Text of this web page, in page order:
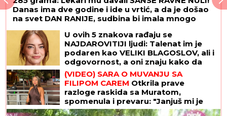
Danas ima dve godine i ide u vrtić, a da je došao
na svet DAN RANIJE, sudbina bi imala mnogo
U ovih 5 znakova rađaju se
NAJDAROVITIJI ljudi: Talenat im je
podaren kao VELIKI BLAGOSLOV, ali i
odgovornost, a oni znaju kako da
iskoriste SJAJNE PREDISPOZICIJE
(VIDEO) SARA O MUVANJU SA
FILIPOM CAREM Otkrila prave
razloge raskida sa Muratom,
spomenula i prevaru: "Janjuš mi je
najveća greška"